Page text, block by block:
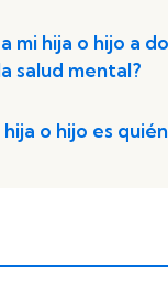
mi hija o hijo a
salud mental?
hija o hijo es